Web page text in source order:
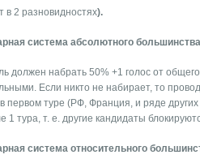
в 2 разновидностях).
система абсолютного большинства
должен набрать 50% +1 голос от
Если никто не набирает, то
первом туре (РФ, Франция, и ряде
1 тура, т. е. другие кандидаты
система относительного